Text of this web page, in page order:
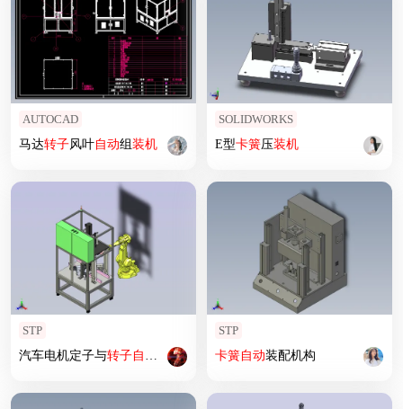
AUTOCAD
马达转子风叶自动组装机
SOLIDWORKS
E型卡簧压装机
STP
汽车电机定子与转子自动 组转机
STP
卡簧自动装配机构